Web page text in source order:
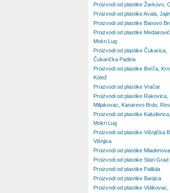
Proizvodi od plastike Žarkovo,
Proizvodi od plastike Avala,
Proizvodi od plastike Banovo
Proizvodi od plastike
Mokri Lug
Proizvodi od plastike Čukarica,
Čukarička Padina
Proizvodi od plastike Borča,
Kotež
Proizvodi od plastike Vračar
Proizvodi od plastike Rakovica,
Miljakovac, Kanarevo Brdo,
Proizvodi od plastike
Mokri Lug
Proizvodi od plastike Višnjička
Višnjica
Proizvodi od plastike
Proizvodi od plastike Stari Grad
Proizvodi od plastike Palilula
Proizvodi od plastike Banjica
Proizvodi od plastike Vidikovac,